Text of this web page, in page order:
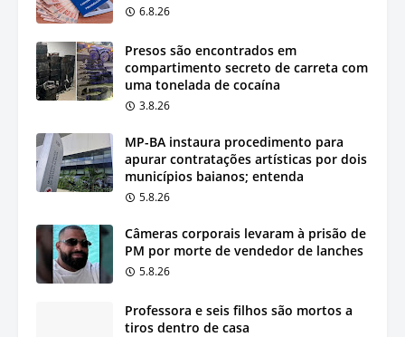
6.8.26
Presos são encontrados em
compartimento secreto de carreta com
uma tonelada de cocaína
3.8.26
MP-BA instaura procedimento para
apurar contratações artísticas por dois
municípios baianos; entenda
5.8.26
Câmeras corporais levaram à prisão de
PM por morte de vendedor de lanches
5.8.26
Professora e seis filhos são mortos a
tiros dentro de casa